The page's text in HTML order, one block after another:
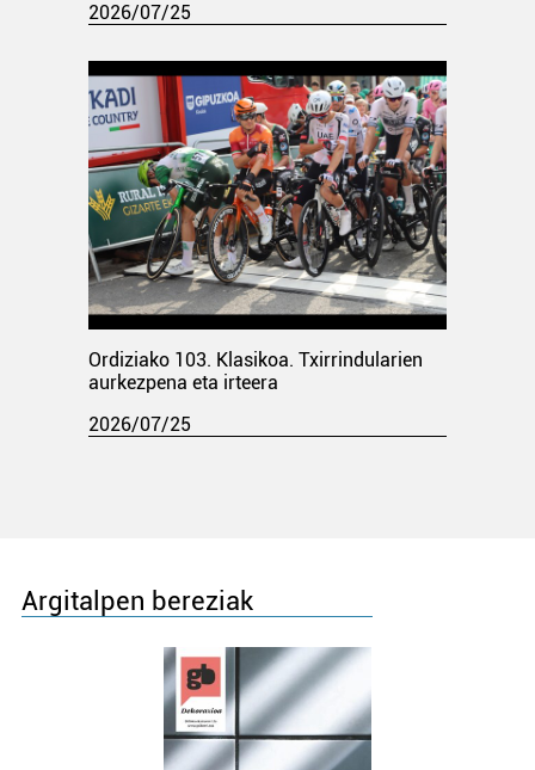
2026/07/25
Ordiziako 103. Klasikoa. Txirrindularien
aurkezpena eta irteera
2026/07/25
Argitalpen bereziak